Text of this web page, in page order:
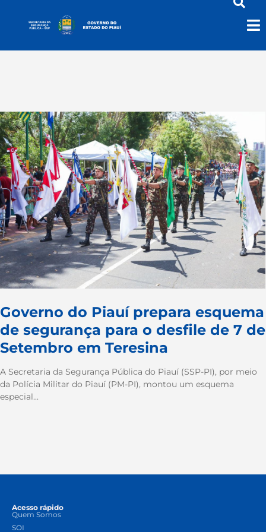
7 de Setembro
Governo do Piauí prepara esquema
de segurança para o desfile de 7 de
Setembro em Teresina
A Secretaria da Segurança Pública do Piauí (SSP-PI), por meio
da Polícia Militar do Piauí (PM-PI), montou um esquema
especial...
Acesso rápido
Quem Somos
SOI